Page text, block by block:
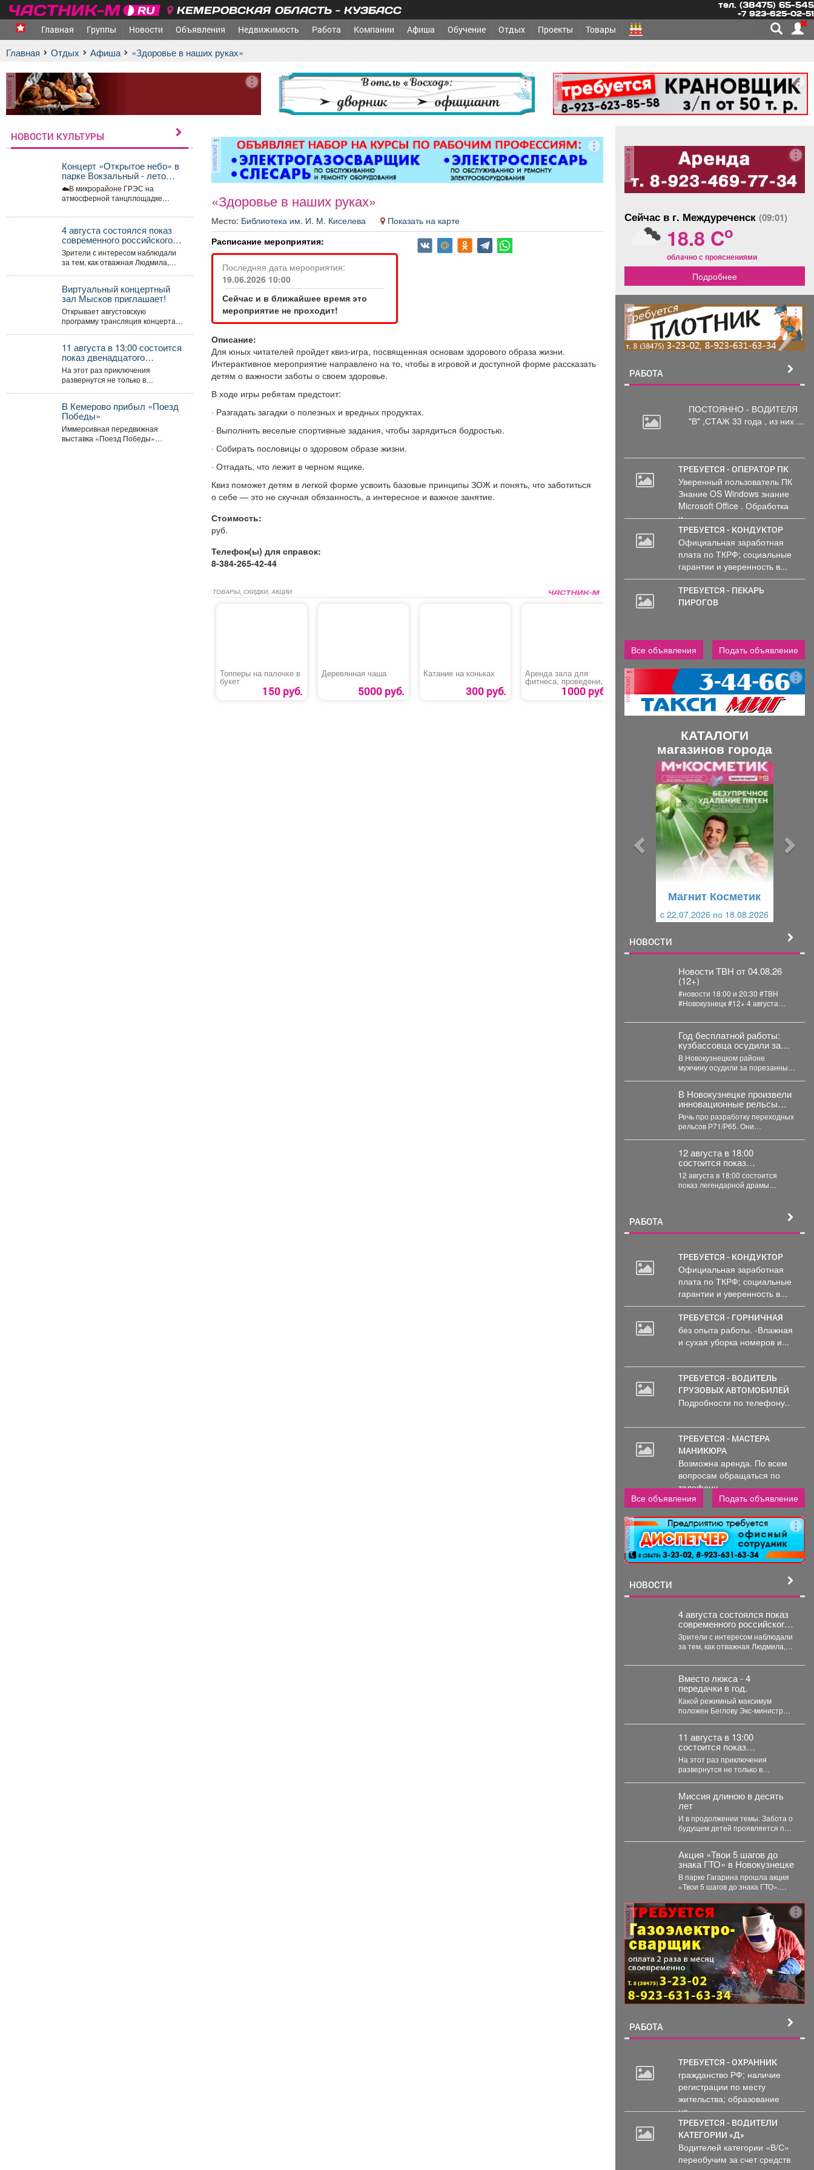
КЕМЕРОВСКАЯ ОБЛАСТЬ - КУЗБАСС тел. (38475) 65-545
+7 923-625-02-51
Главная Группы Новости Объявления Недвижимость Работа Компании Афиша Обучение Отдых Проекты Товары
Главная Отдых афиша «Здоровье в наших руках»
реклама реклама реклама
реклама
«Здоровье в наших руках»
Место: Библиотека им. И. М. Киселева
Показать на карте
Расписание мероприятия:
Последняя дата мероприятия:
19.06.2026 10:00
Сейчас и в ближайшее время это
мероприятие не проходит!
Описание:
Для юных читателей пройдет квиз-игра, посвященная основам здорового образа жизни.
Интерактивное мероприятие направлено на то, чтобы в игровой и доступной форме рассказать
детям о важности заботы о своем здоровье.
В ходе игры ребятам предстоит:
· Разгадать загадки о полезных и вредных продуктах.
· Выполнить веселые спортивные задания, чтобы зарядиться бодростью.
· Собирать пословицы о здоровом образе жизни.
· Отгадать, что лежит в черном ящике.
Квиз поможет детям в легкой форме усвоить базовые принципы ЗОЖ и понять, что заботиться
о себе — это не скучная обязанность, а интересное и важное занятие.
Стоимость:
руб.
Телефон(ы) для справок:
8-384-265-42-44
ТОВАРЫ, СКИДКИ, АКЦИИ
Топперы на палочке в
букет
150 руб.
Деревянная чаша
5000 руб.
Катание на коньках
300 руб.
Аренда зала для
фитнеса, проведения
тренировок, мастер-
классов или других
1000 руб.
Деревянная чаша
3000 руб.
Деревянная чаша
2000 руб.
НОВОСТИ КУЛЬТУРЫ
Концерт «Открытое небо» в
парке Вокзальный - лето
поёт и танцует!
☁️В микрорайоне ГРЭС на
атмосферной танцплощадке
Под летние ритмы с радостью...
4 августа состоялся показ
современного российского
анимационного фильма
«Руслан и Людмила.
Больше, чем сказка» (2023).
Зрители с интересом наблюдали
за тем, как отважная Людмила,
Виртуальный концертный
зал Мысков приглашает!
Открывает августовскую
программу трансляция концерта-
отечественной киномузыки и...
11 августа в 13:00 состоится
показ двенадцатого
полнометражного
мультфильма из знаменитой
«богатырской» франшизы -
«Три богатыря и Пуп Земли»
(2023).
На этот раз приключения
развернутся не только в
В Кемерово прибыл «Поезд
Победы»
Иммерсивная передвижная
выставка «Поезд Победы»
реклама
Сейчас в г. Междуреченск (09:01)
18.8 Co
облачно с прояснениями
Подробнее
реклама
РАБОТА
ПОСТОЯННО - ВОДИТЕЛЯ
"В" ,СТАЖ 33 года , из них ...
ТРЕБУЕТСЯ - ОПЕРАТОР ПК
Уверенный пользователь ПК
Знание OS Windows знание
Microsoft Office . Обработка
и...
ТРЕБУЕТСЯ - КОНДУКТОР
Официальная заработная
плата по ТКРФ; социальные
гарантии и уверенность в...
ТРЕБУЕТСЯ - ПЕКАРЬ
ПИРОГОВ
Все объявления Подать объявление
реклама
КАТАЛОГИ
магазинов города
Магнит Косметик
c 22.07.2026 по 18.08.2026
НОВОСТИ
Новости ТВН от 04.08.26
(12+)
#новости 18:00 и 20:30 #ТВН
#Новокузнецк #12+ 4 августа
Год бесплатной работы:
кузбассовца осудили за
порезанные колеса
В Новокузнецком районе
мужчину осудили за порезанные
В Новокузнецке произвели
инновационные рельсы
для тяжеловесного
движения
Речь про разработку переходных
рельсов Р71/Р65. Они
12 августа в 18:00
состоится показ
легендарной драмы
«Мужики!.
12 августа в 18:00 состоится
показ легендарной драмы
РАБОТА
ТРЕБУЕТСЯ - КОНДУКТОР
Официальная заработная
плата по ТКРФ; социальные
гарантии и уверенность в...
ТРЕБУЕТСЯ - ГОРНИЧНАЯ
без опыта работы. -Влажная
и сухая уборка номеров и...
ТРЕБУЕТСЯ - ВОДИТЕЛЬ
ГРУЗОВЫХ АВТОМОБИЛЕЙ
Подробности по телефону..
ТРЕБУЕТСЯ - МАСТЕРА
МАНИКЮРА
Возможна аренда. По всем
вопросам обращаться по
телефону..
Все объявления
Подать объявление
реклама
НОВОСТИ
4 августа состоялся показ
современного российского
анимационного фильма
«Руслан и Людмила.
Больше, чем сказка»
(2023).
Зрители с интересом наблюдали
за тем, как отважная Людмила,
становиться жертвой, попадает...
Вместо люкса - 4
передачки в год.
Какой режимный максимум
положен Беглову Экс-министр
колонию строгого...
11 августа в 13:00
состоится показ
двенадцатого
полнометражного
мультфильма из
знаменитой «богатырской»
франшизы - «Три богатыря
и Пуп Земли» (2023).
На этот раз приключения
развернутся не только в
Миссия длиною в десять
лет
И в продолжении темы. Забота о
будущем детей проявляется по-
Акция «Твои 5 шагов до
знака ГТО» в Новокузнецке
В парке Гагарина прошла акция
«Твои 5 шагов до знака ГТО».
организовано в...
реклама
РАБОТА
ТРЕБУЕТСЯ - ОХРАННИК
гражданство РФ; наличие
регистрации по месту
жительства; образование
не...
ТРЕБУЕТСЯ - ВОДИТЕЛИ
КАТЕГОРИИ «Д»
Водителей категории «В/С»
переобучим за счет средств